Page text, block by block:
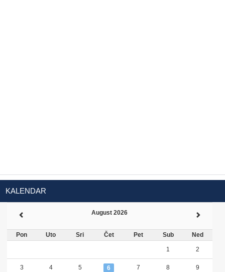
KALENDAR
August 2026
Pon Uto Sri Čet Pet Sub Ned
1 2
3 4 5 6 7 8 9